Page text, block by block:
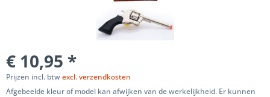
€ 10,95 *
Prijzen incl. btwexcl. verzendkosten
Afgebeelde kleur of model kan afwijken van de werkelijkheid. Er kunnen